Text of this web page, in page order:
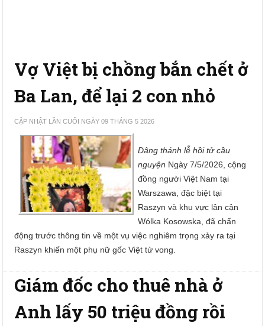
Vợ Việt bị chồng bắn chết ở
Ba Lan, để lại 2 con nhỏ
CẬP NHẬT LẦN CUỐI NGÀY 09 THÁNG 5 2026
Dâng thánh lễ hồi tử cầu
nguyện Ngày 7/5/2026, cộng
đồng người Việt Nam tại
Warszawa, đặc biệt tại
Raszyn và khu vực lân cận
Wólka Kosowska, đã chấn
động trước thông tin về một vụ việc nghiêm trọng xảy ra tại
Raszyn khiến một phụ nữ gốc Việt tử vong.
Giám đốc cho thuê nhà ở
Anh lấy 50 triệu đồng rồi